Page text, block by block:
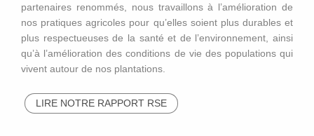
partenaires renommés, nous travaillons à l’amélioration de
nos pratiques agricoles pour qu’elles soient plus durables et
plus respectueuses de la santé et de l’environnement, ainsi
qu’à l’amélioration des conditions de vie des populations qui
vivent autour de nos plantations.
LIRE NOTRE RAPPORT RSE